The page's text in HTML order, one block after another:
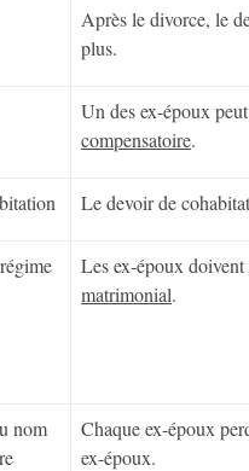
Après le divorce, le
plus.
Un des ex-époux
compensatoire.
Le devoir de
Les ex-époux doivent
matrimonial.
nom
Chaque ex-époux
ex-époux.